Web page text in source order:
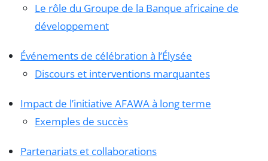
Le rôle du Groupe de la Banque africaine de
développement
Événements de célébration à l’Élysée
Discours et interventions marquantes
Impact de l’initiative AFAWA à long terme
Exemples de succès
Partenariats et collaborations